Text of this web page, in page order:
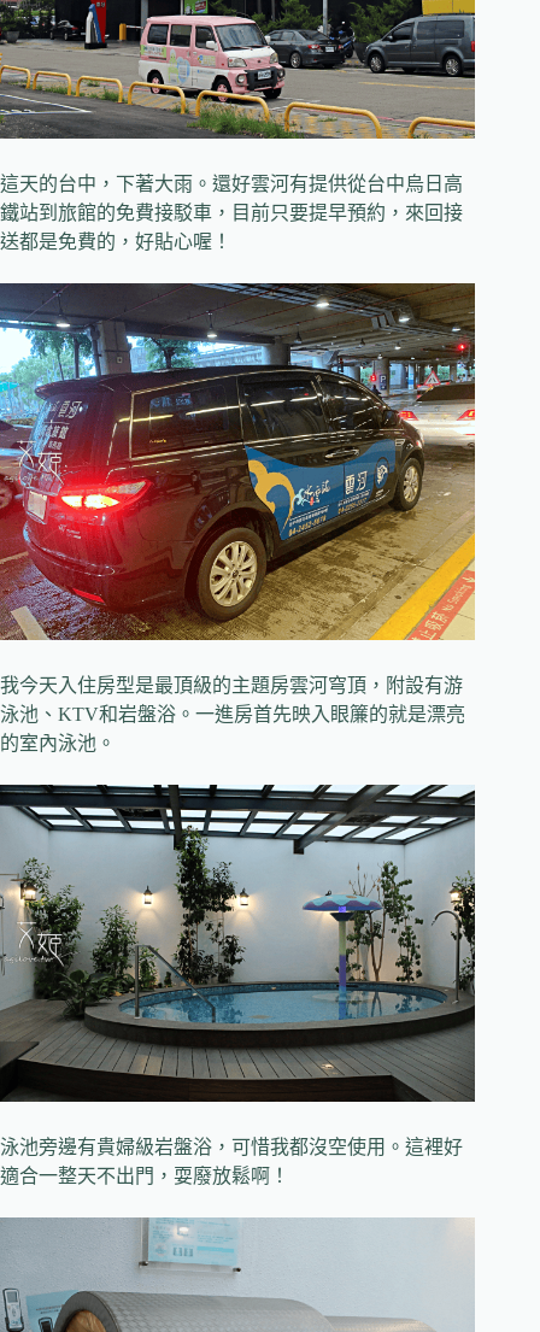
這天的台中，下著大雨。還好雲河有提供從台中烏日高
鐵站到旅館的免費接駁車，目前只要提早預約，來回接
送都是免費的，好貼心喔！
我今天入住房型是最頂級的主題房雲河穹頂，附設有游
泳池、KTV和岩盤浴。一進房首先映入眼簾的就是漂亮
的室內泳池。
泳池旁邊有貴婦級岩盤浴，可惜我都沒空使用。這裡好
適合一整天不出門，耍廢放鬆啊！